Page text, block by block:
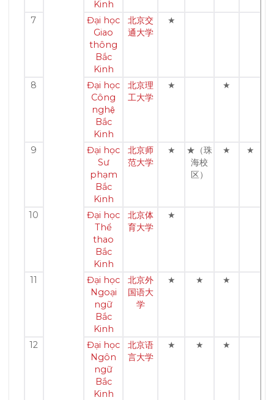
Kinh
7
Đại học
Giao
thông
Bắc
Kinh
北京交
通大学
★
8
Đại học
Công
nghệ
Bắc
Kinh
北京理
工大学
★ ★
9
Đại học
Sư
phạm
Bắc
Kinh
北京师
范大学
★
★（珠
海校
区）
★ ★
10
Đại học
Thể
thao
Bắc
Kinh
北京体
育大学
★
11
Đại học
Ngoại
ngữ
Bắc
Kinh
北京外
国语大
学
★ ★ ★
12
Đại học
Ngôn
ngữ
Bắc
Kinh
北京语
言大学
★ ★ ★